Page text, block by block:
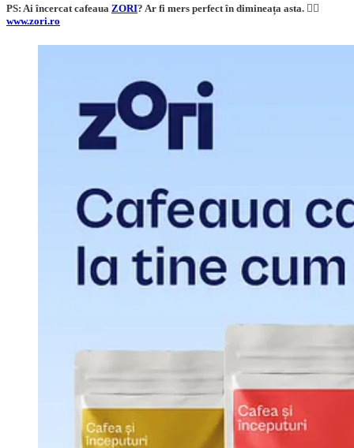
PS: Ai încercat cafeaua ZORI? Ar fi mers perfect în dimineața asta. 👇🏼
www.zori.ro